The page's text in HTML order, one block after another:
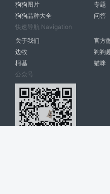
狗狗图片
专题
狗狗品种大全
问答
快速导航 Navigation
关于我们
官方
边牧
狗狗
柯基
猫咪
公众号